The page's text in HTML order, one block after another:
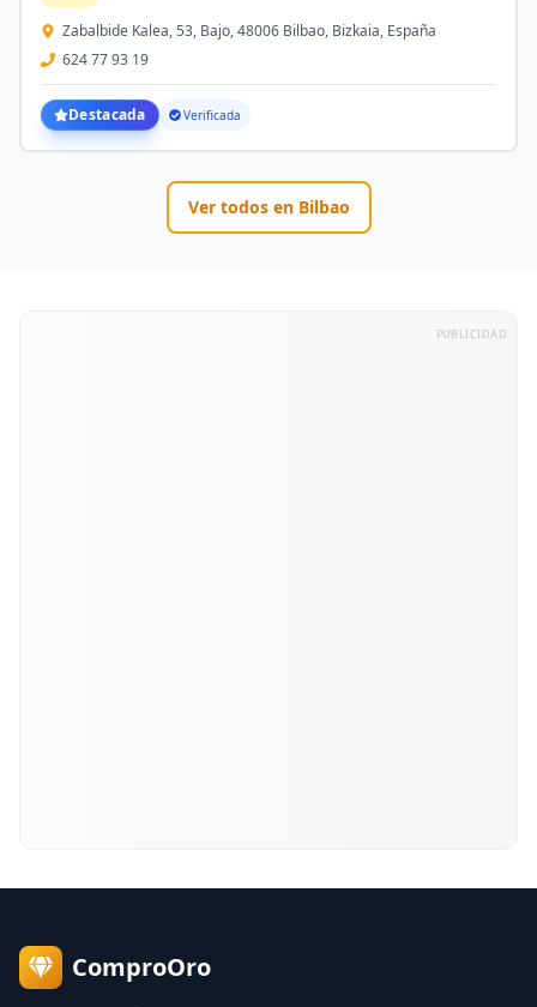
Zabalbide Kalea, 53, Bajo, 48006 Bilbao, Bizkaia, España
624 77 93 19
Destacada Verificada
Ver todos en Bilbao
PUBLICIDAD
ComproOro